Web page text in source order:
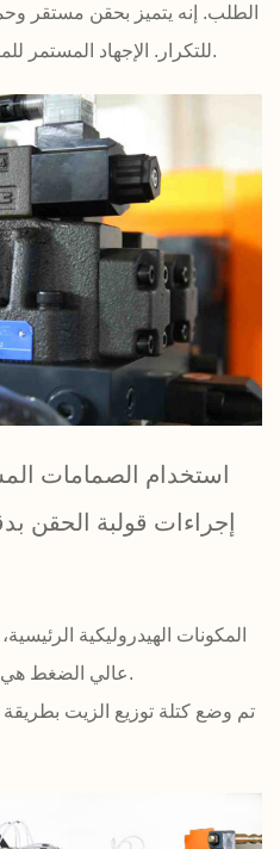
الطلب. إنه يتميز بحقن مستقر
للتكرار. الإجهاد المستمر للمنتجات المقولبة مستقر ومتسق.
استخدام الصمامات
إجراءات قولبة الحقن
المكونات الهيدروليكية
عالي الضغط هي علامات تجارية مشهورة عالميًا.
تم وضع كتلة توزيع الزيت بطريقة